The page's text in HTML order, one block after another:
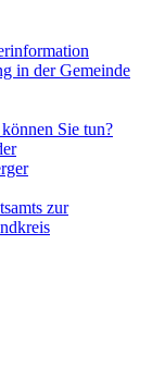
in der Gemeinde
Sie tun?
zur